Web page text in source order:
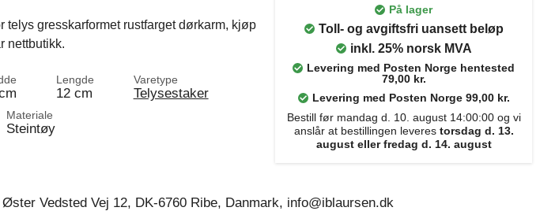
På lager
Toll- og avgiftsfri uansett beløp
inkl. 25% norsk MVA
Levering med Posten Norge hentested
79,00 kr.
Levering med Posten Norge 99,00 kr.
Bestill før mandag d. 10. august 14:00:00 og vi
anslår at bestillingen leveres torsdag d. 13.
august eller fredag d. 14. august
telys gresskarformet rustfarget dørkarm, kjøp
nettbutikk.
Lengde
12 cm
Varetype
Telysestaker
Materiale
Steintøy
Vedsted Vej 12, DK-6760 Ribe, Danmark, info@iblaursen.dk